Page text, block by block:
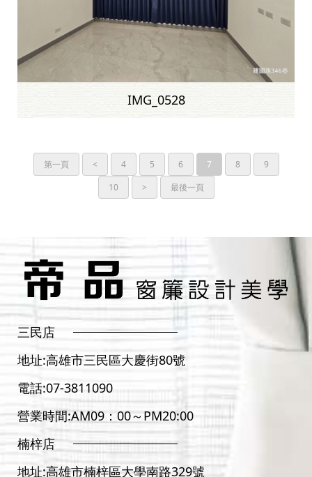
IMG_0528
第一頁 < 4 5 6 7 8
9
10
> 最後一頁
三民店
地址:高雄市三民區大慶街80號
電話:07-3811090
營業時間:AM09：00～PM20:00
楠梓店
地址:高雄市楠梓區大學南路329號